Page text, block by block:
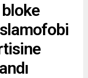
bloke